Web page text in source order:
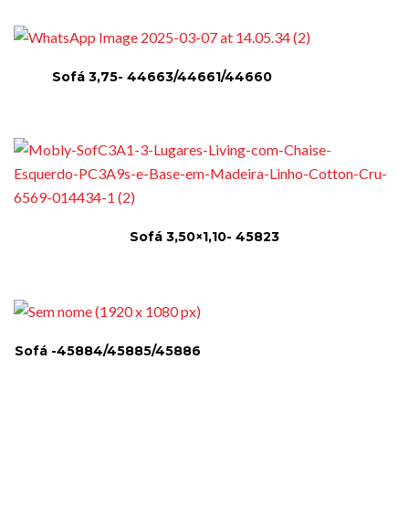
Sofá 3,75- 44663/44661/44660
Sofá 3,50×1,10- 45823
Sofá -45884/45885/45886